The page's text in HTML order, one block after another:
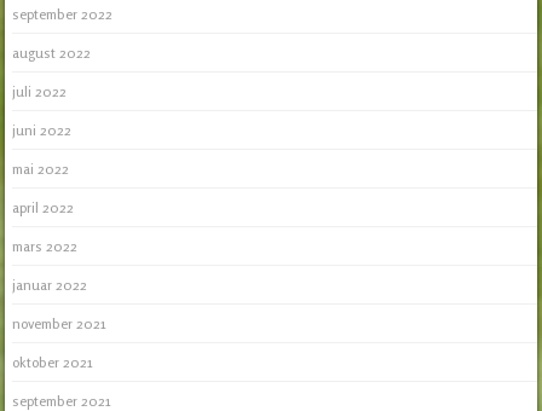
september 2022
august 2022
juli 2022
juni 2022
mai 2022
april 2022
mars 2022
januar 2022
november 2021
oktober 2021
september 2021